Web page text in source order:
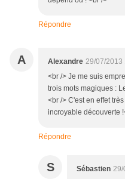
Répondre
A Alexandre 29/07/2013
<br /> Je me suis
trois mots magiques :
<br /> C'est en effet
incroyable découverte
Répondre
S Sébastien 29/